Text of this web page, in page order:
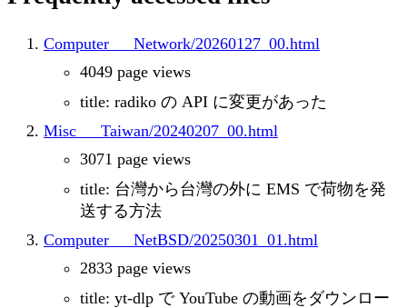
Computer___Network/20260127_00.html
4049 page views
title: radiko の API に変更があった
Misc___Taiwan/20240207_00.html
3071 page views
title: 台灣から台灣の外に EMS で荷物を発
送する方法
Computer___NetBSD/20250301_01.html
2833 page views
title: yt-dlp で YouTube の動画をダウンロー